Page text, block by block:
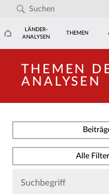
LÄNDER-
ANALYSEN
THEMEN
THEMEN
ANALYSEN
Alle